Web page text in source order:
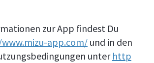
zur App findest Du
app.com/und in den
unter http